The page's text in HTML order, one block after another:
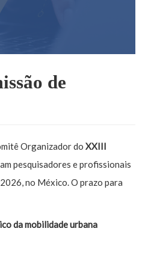
de
Organizador do XXIII
pesquisadores e profissionais
no México. O prazo para
da mobilidade urbana